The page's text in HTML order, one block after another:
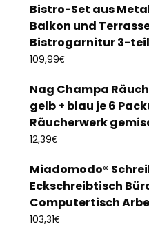
Bistro-Set aus
Balkon und
Bistrogarnitur 3-
109,99€
Nag Champa
gelb + blau je 6
Räucherwerk
12,39€
Miadomodo®
Eckschreibtisch
Computertisch
103,31€